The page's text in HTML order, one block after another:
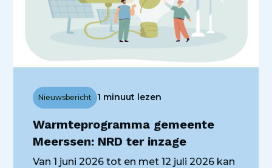
Warmteprogramma gemeente
Meerssen: NRD ter inzage
Nieuwsbericht 1 minuut lezen
Van 1 juni 2026 tot en met 12 juli 2026 kan